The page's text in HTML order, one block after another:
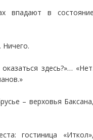
впадают в
здесь?»…
– верховья
гостиница